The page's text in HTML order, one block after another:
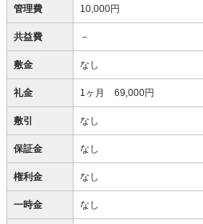
管理費 10,000円
共益費 －
敷金 なし
礼金 1ヶ月 69,000円
敷引 なし
保証金 なし
権利金 なし
一時金 なし